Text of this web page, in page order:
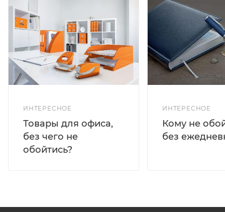
ИНТЕРЕСНОЕ
Товары для офиса,
без чего не
обойтись?
ИНТЕРЕСНОЕ
Кому не
без